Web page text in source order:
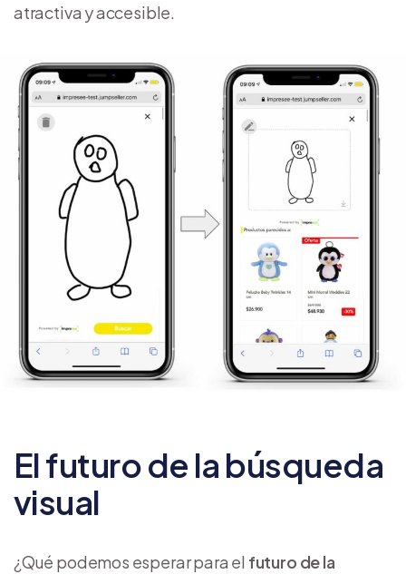
atractiva y accesible.
El futuro de la búsqueda
visual
¿Qué podemos esperar para el futuro de la